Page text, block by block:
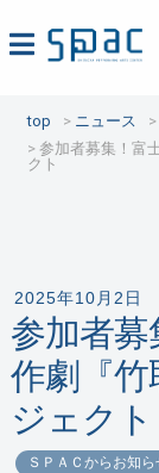
top ニュース
参加者募集！富
クト
2025年10月2日
参加者募
作劇『竹
ジェクト
ＳＰＡＣからお知ら